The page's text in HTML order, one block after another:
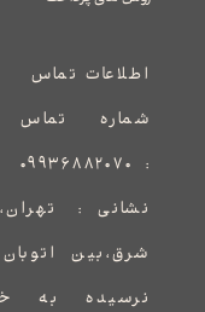
اطلاعات تماس
شماره تماس
: ۰۹۹۳۶۸۸۲۰۷۰
نشانی :
شرق،بین
نرسیده به